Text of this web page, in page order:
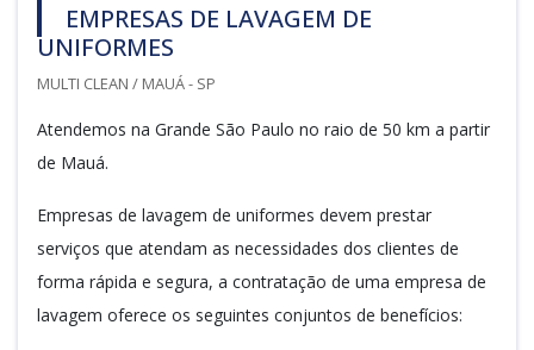
EMPRESAS DE LAVAGEM DE
UNIFORMES
MULTI CLEAN / MAUÁ - SP
Atendemos na Grande São Paulo no raio de 50 km a partir
de Mauá.
Empresas de lavagem de uniformes devem prestar
serviços que atendam as necessidades dos clientes de
forma rápida e segura, a contratação de uma empresa de
lavagem oferece os seguintes conjuntos de benefícios: